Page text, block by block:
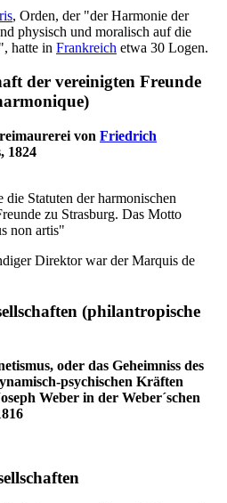
, Orden, der "der Harmonie der
physisch und moralisch auf die
hatte in Frankreich etwa 30 Logen.
der vereinigten Freunde
von Friedrich
1824
Statuten der harmonischen
zu Strasburg. Das Motto
non artis"
Direktor war der Marquis de
(philantropische
oder das Geheimniss des
psychischen Kräften
Weber in der Weber´schen